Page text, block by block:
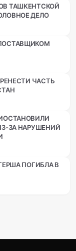
ТАШКЕНТСКОЙ
ДЕЛО
ЧАСТЬ
ЗА НАРУШЕНИЙ
ПОГИБЛА В